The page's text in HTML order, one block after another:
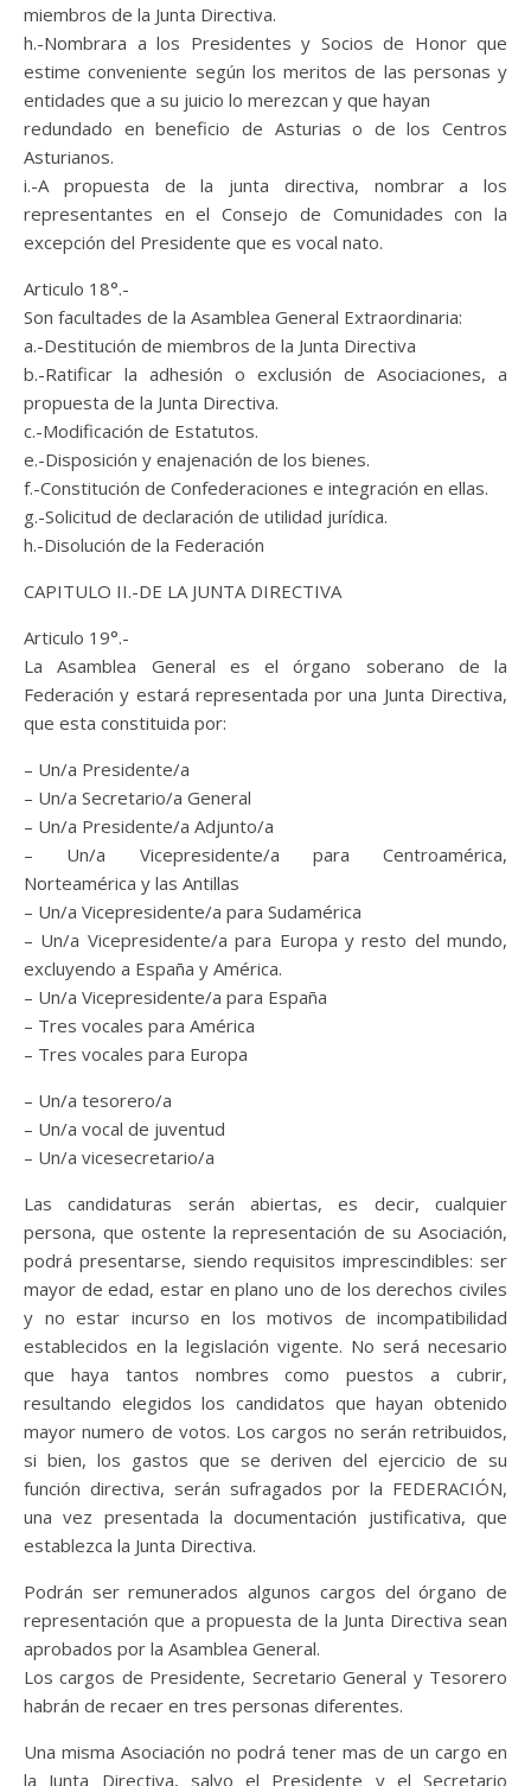
miembros de la Junta Directiva.
h.-Nombrara a los Presidentes y Socios de Honor que
estime conveniente según los meritos de las personas y
entidades que a su juicio lo merezcan y que hayan
redundado en beneficio de Asturias o de los Centros
Asturianos.
i.-A propuesta de la junta directiva, nombrar a los
representantes en el Consejo de Comunidades con la
excepción del Presidente que es vocal nato.
Articulo 18°.-
Son facultades de la Asamblea General Extraordinaria:
a.-Destitución de miembros de la Junta Directiva
b.-Ratificar la adhesión o exclusión de Asociaciones, a
propuesta de la Junta Directiva.
c.-Modificación de Estatutos.
e.-Disposición y enajenación de los bienes.
f.-Constitución de Confederaciones e integración en ellas.
g.-Solicitud de declaración de utilidad jurídica.
h.-Disolución de la Federación
CAPITULO II.-DE LA JUNTA DIRECTIVA
Articulo 19°.-
La Asamblea General es el órgano soberano de la
Federación y estará representada por una Junta Directiva,
que esta constituida por:
– Un/a Presidente/a
– Un/a Secretario/a General
– Un/a Presidente/a Adjunto/a
– Un/a Vicepresidente/a para Centroamérica,
Norteamérica y las Antillas
– Un/a Vicepresidente/a para Sudamérica
– Un/a Vicepresidente/a para Europa y resto del mundo,
excluyendo a España y América.
– Un/a Vicepresidente/a para España
– Tres vocales para América
– Tres vocales para Europa
– Un/a tesorero/a
– Un/a vocal de juventud
– Un/a vicesecretario/a
Las candidaturas serán abiertas, es decir, cualquier
persona, que ostente la representación de su Asociación,
podrá presentarse, siendo requisitos imprescindibles: ser
mayor de edad, estar en plano uno de los derechos civiles
y no estar incurso en los motivos de incompatibilidad
establecidos en la legislación vigente. No será necesario
que haya tantos nombres como puestos a cubrir,
resultando elegidos los candidatos que hayan obtenido
mayor numero de votos. Los cargos no serán retribuidos,
si bien, los gastos que se deriven del ejercicio de su
función directiva, serán sufragados por la FEDERACIÓN,
una vez presentada la documentación justificativa, que
establezca la Junta Directiva.
Podrán ser remunerados algunos cargos del órgano de
representación que a propuesta de la Junta Directiva sean
aprobados por la Asamblea General.
Los cargos de Presidente, Secretario General y Tesorero
habrán de recaer en tres personas diferentes.
Una misma Asociación no podrá tener mas de un cargo en
la Junta Directiva, salvo el Presidente y el Secretario